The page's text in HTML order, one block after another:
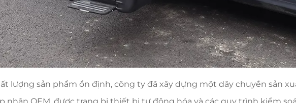
lượng sản phẩm ổn định, công ty đã xây dựng một dây chuyền sản